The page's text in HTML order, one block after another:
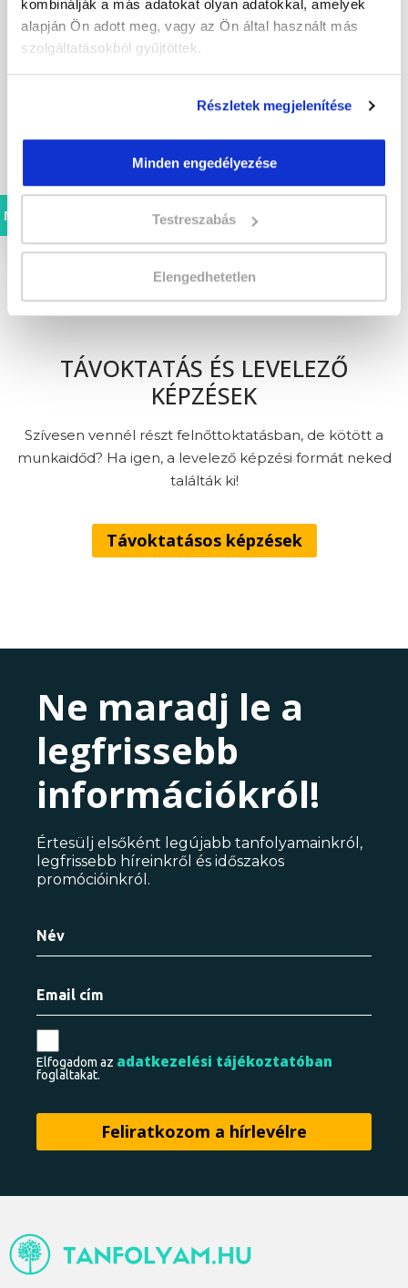
kombinálják a más adatokat olyan adatokkal, amelyek
alapján Ön adott meg, vagy az Ön által használt más
szolgáltatásokból gyűjtöttek.
Részletek megjelenítése
Minden engedélyezése
Testreszabás
Elengedhetetlen
tanfolyam:
szerezz
képesítést
és
Megnézem
TÁVOKTATÁS ÉS LEVELEZŐ
KÉPZÉSEK
Szívesen vennél részt felnőttoktatásban, de kötött a
munkaidőd? Ha igen, a levelező képzési formát neked
találták ki!
Távoktatásos képzések
Ne maradj le a
legfrissebb
információkról!
Értesülj elsőként legújabb tanfolyamainkról,
legfrissebb híreinkről és időszakos
promócióinkról.
Elfogadom az adatkezelési tájékoztatóban
foglaltakat.